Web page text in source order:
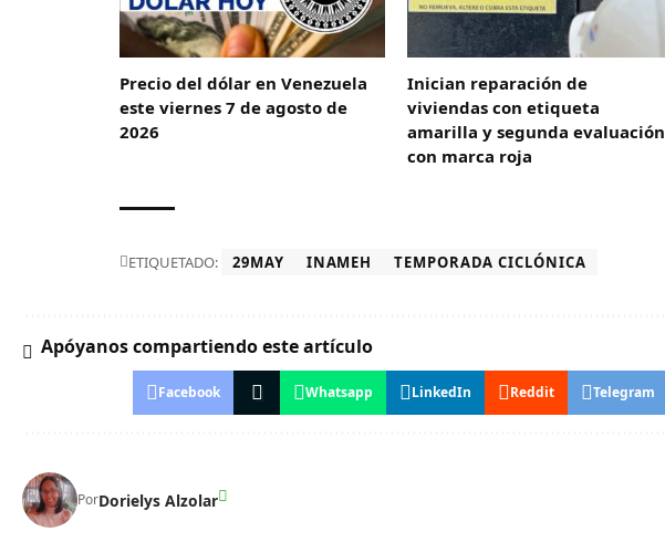
Precio del dólar en Venezuela
este viernes 7 de agosto de
2026
Inician reparación de
viviendas con etiqueta
amarilla y segunda evaluación
con marca roja
ETIQUETADO: 29MAY INAMEH TEMPORADA CICLÓNICA
Apóyanos compartiendo este artículo
Facebook Whatsapp LinkedIn Reddit Telegram
PorDorielys Alzolar